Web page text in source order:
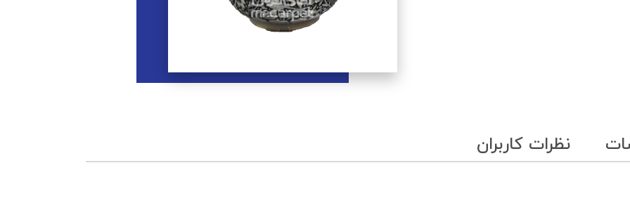
نظرات کاربران